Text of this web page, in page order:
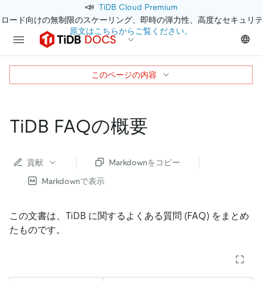
📣 TiDB Cloud Premium
ード向けの無制限のスケーリング、即時の弾力性、高度なセキュリ
原文はこちらからご覧ください。
TiDB FAQの概要
貢献
Markdownをコピー
Markdownで表示
この文書は、TiDB に関するよくある質問 (FAQ) をまとめ
たものです。
このページの内容